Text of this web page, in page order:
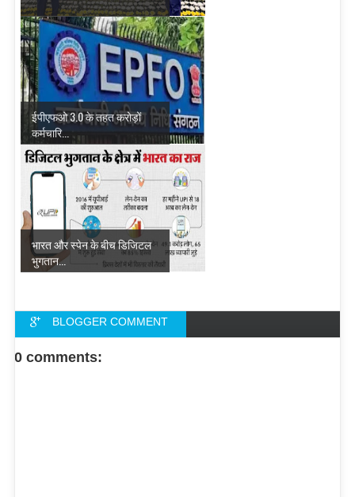
ईपीएफओ 3.0 के तहत करोड़ों
कर्मचारि...
भारत और स्पेन के बीच डिजिटल
भुगतान...
BLOGGER COMMENT
FACEBOOK COMMENT
0 comments: